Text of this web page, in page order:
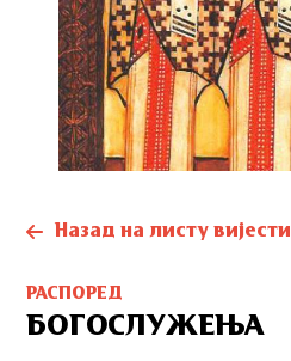
Назад на листу вијести
РАСПОРЕД
БОГОСЛУЖЕЊА